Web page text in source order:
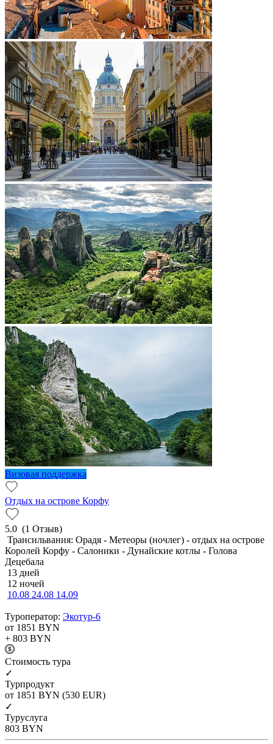
Визовая поддержка
Отдых на острове Корфу
5.0 (1 Отзыв)
Трансильвания: Орадя - Метеоры (ночлег) - отдых на острове
Королей Корфу - Салоники - Дунайские котлы - Голова
Децебала
13 дней
12 ночей
10.08 24.08 14.09
Туроператор: Экотур-6
от 1851 BYN
+ 803 BYN
Cтоимость тура
✓
Турпродукт
от 1851 BYN (530 EUR)
✓
Туруслуга
803 BYN